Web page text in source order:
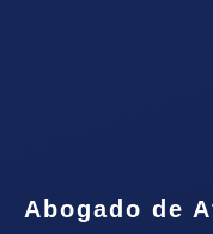
Abogado de